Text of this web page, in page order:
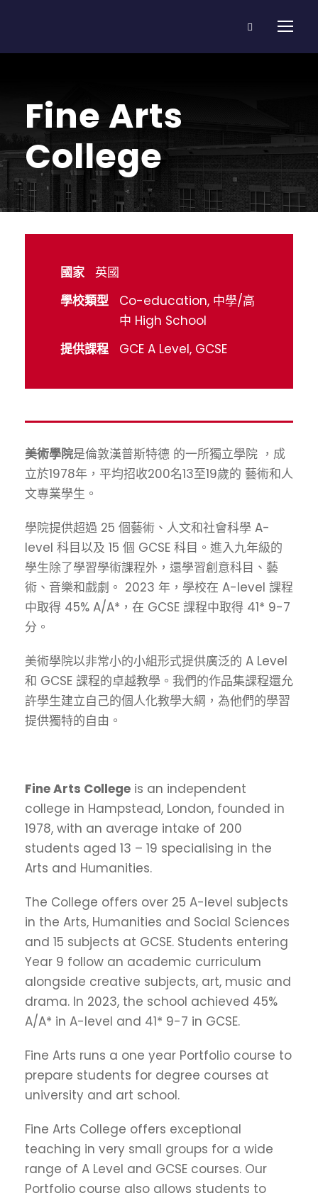
Fine Arts
College
國家
英國
學校類型
Co-education, 中學/高
中 High School
提供課程
GCE A Level, GCSE
美術學院是倫敦漢普斯特德 的一所獨立學院 ，成
立於1978年，平均招收200名13至19歲的 藝術和人
文專業學生。
學院提供超過 25 個藝術、人文和社會科學 A-
level 科目以及 15 個 GCSE 科目。進入九年級的
學生除了學習學術課程外，還學習創意科目、藝
術、音樂和戲劇。 2023 年，學校在 A-level 課程
中取得 45% A/A*，在 GCSE 課程中取得 41* 9-7
分。
美術學院以非常小的小組形式提供廣泛的 A Level
和 GCSE 課程的卓越教學。我們的作品集課程還允
許學生建立自己的個人化教學大綱，為他們的學習
提供獨特的自由。
Fine Arts College is an independent
college in Hampstead, London, founded in
1978, with an average intake of 200
students aged 13 – 19 specialising in the
Arts and Humanities.
The College offers over 25 A-level subjects
in the Arts, Humanities and Social Sciences
and 15 subjects at GCSE. Students entering
Year 9 follow an academic curriculum
alongside creative subjects, art, music and
drama. In 2023, the school achieved 45%
A/A* in A-level and 41* 9-7 in GCSE.
Fine Arts runs a one year Portfolio course to
prepare students for degree courses at
university and art school.
Fine Arts College offers exceptional
teaching in very small groups for a wide
range of A Level and GCSE courses. Our
Portfolio course also allows students to